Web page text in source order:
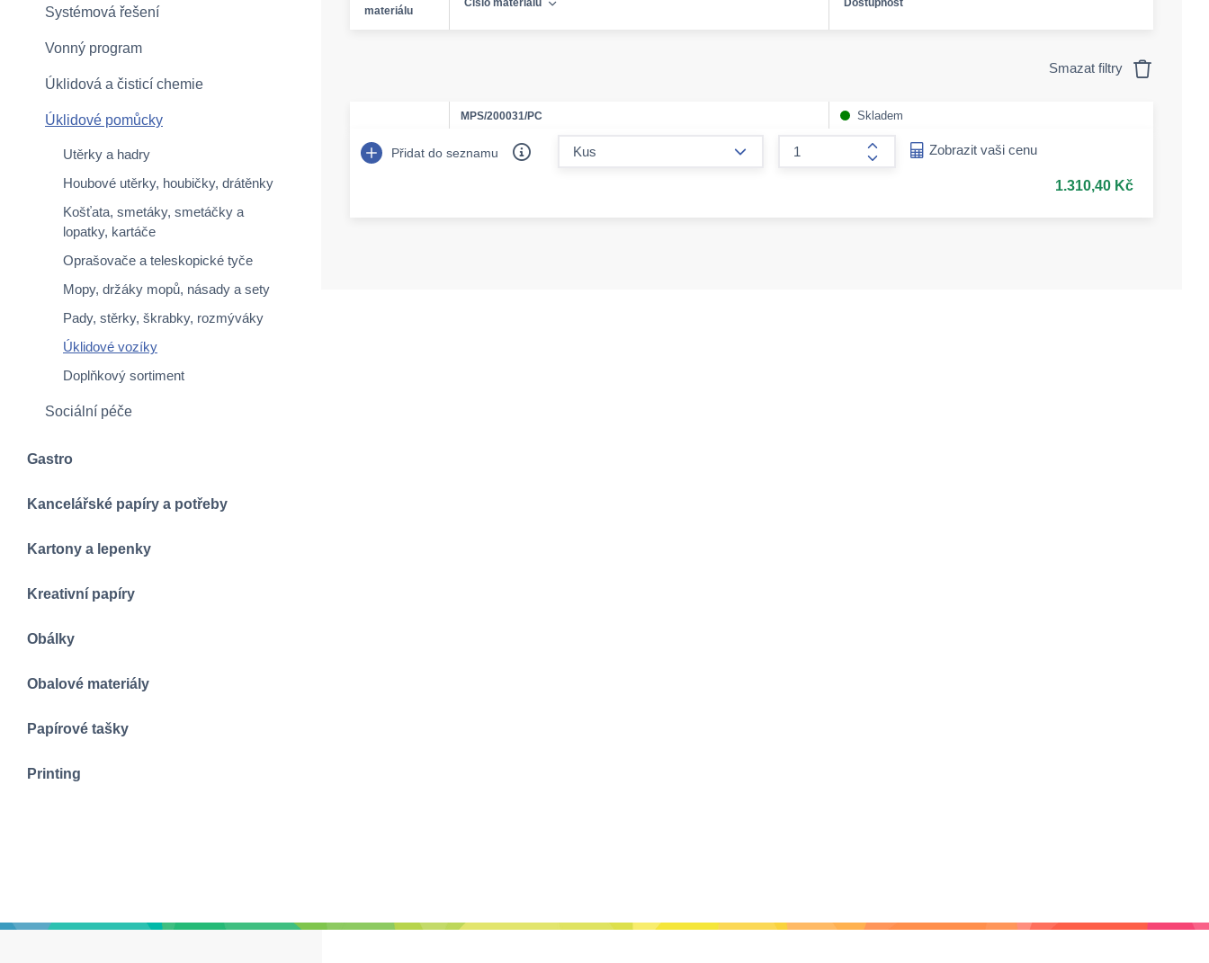
Systémová řešení
Vonný program
Úklidová a čisticí chemie
Úklidové pomůcky
Utěrky a hadry
Houbové utěrky, houbičky, drátěnky
Košťata, smetáky, smetáčky a
lopatky, kartáče
Oprašovače a teleskopické tyče
Mopy, držáky mopů, násady a sety
Pady, stěrky, škrabky, rozmýváky
Úklidové vozíky
Doplňkový sortiment
Sociální péče
Gastro
Kancelářské papíry a potřeby
Kartony a lepenky
Kreativní papíry
Obálky
Obalové materiály
Papírové tašky
Printing
materiálu
Číslo materiálu Dostupnost
Smazat filtry
MPS/200031/PC Skladem
Přidat do seznamu
form.increase-amount
Zobrazit vaši cenu
1.310,40 Kč